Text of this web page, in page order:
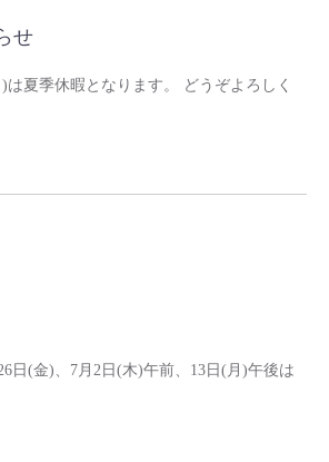
せ
は夏季休暇となります。 どうぞよろしく
日(金)、7月2日(木)午前、13日(月)午後は